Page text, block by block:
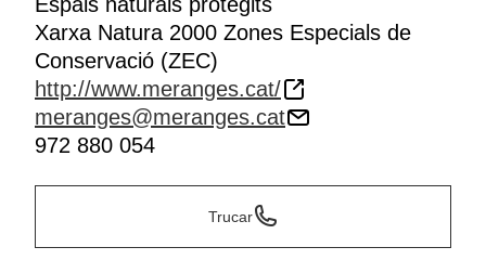
Xarxa Natura 2000 Zones Especials de
Conservació (ZEC)
http://www.meranges.cat/
meranges@meranges.cat
972 880 054
Trucar